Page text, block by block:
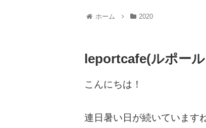
ホーム 2020
leportcafe(ルポー
こんにちは！
連日暑い日が続いていますね